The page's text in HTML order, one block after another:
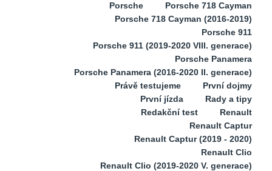
Porsche
Porsche 718 Cayman
Porsche 718 Cayman (2016-2019)
Porsche 911
Porsche 911 (2019-2020 VIII. generace)
Porsche Panamera
Porsche Panamera (2016-2020 II. generace)
Právě testujeme
První dojmy
První jízda
Rady a tipy
Redakční test
Renault
Renault Captur
Renault Captur (2019 - 2020)
Renault Clio
Renault Clio (2019-2020 V. generace)